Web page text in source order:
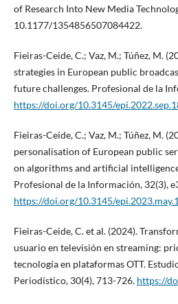
of Research Into New Media
10.1177/1354856507084422.
Fieiras-Ceide, C.; Vaz, M.; Túñez, M.
strategies in European public
future challenges. Profesional de la
https://doi.org/10.3145/
Fieiras-Ceide, C.; Vaz, M.; Túñez, M.
personalisation of European public
on algorithms and artificial
Profesional de la Información, 32(3),
https://doi.org/10.3145/
Fieiras-Ceide, C. et al. (2024).
usuario en televisión en streaming:
tecnología en plataformas OTT.
Periodístico, 30(4), 713-726. https://